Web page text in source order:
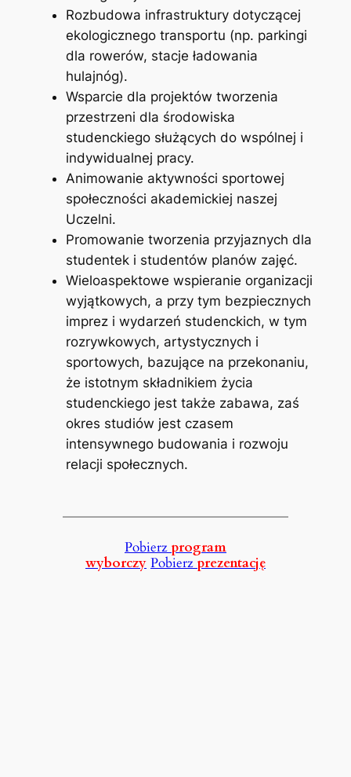
Rozbudowa infrastruktury dotyczącej
ekologicznego transportu (np. parkingi
dla rowerów, stacje ładowania
hulajnóg).
Wsparcie dla projektów tworzenia
przestrzeni dla środowiska
studenckiego służących do wspólnej i
indywidualnej pracy.
Animowanie aktywności sportowej
społeczności akademickiej naszej
Uczelni.
Promowanie tworzenia przyjaznych dla
studentek i studentów planów zajęć.
Wieloaspektowe wspieranie organizacji
wyjątkowych, a przy tym bezpiecznych
imprez i wydarzeń studenckich, w tym
rozrywkowych, artystycznych i
sportowych, bazujące na przekonaniu,
że istotnym składnikiem życia
studenckiego jest także zabawa, zaś
okres studiów jest czasem
intensywnego budowania i rozwoju
relacji społecznych.
Pobierz program
wyborczy Pobierz prezentację